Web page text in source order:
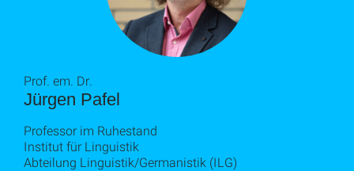
Jürgen Pafel
Prof. em. Dr.
Professor im Ruhestand
Institut für Linguistik
Abteilung Linguistik/Germanistik (ILG)